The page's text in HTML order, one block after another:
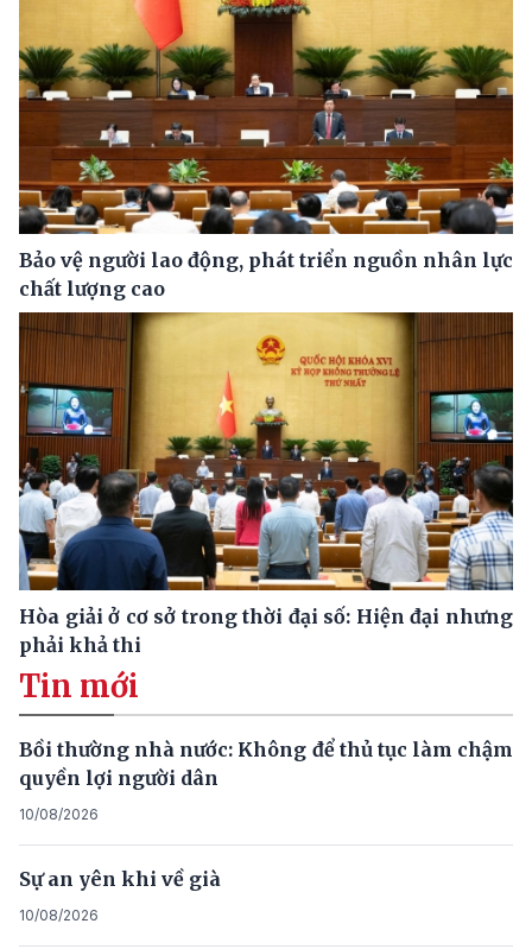
Bảo vệ người lao động, phát triển nguồn nhân lực
chất lượng cao
Hòa giải ở cơ sở trong thời đại số: Hiện đại nhưng
phải khả thi
Tin mới
Bồi thường nhà nước: Không để thủ tục làm chậm
quyền lợi người dân
10/08/2026
Sự an yên khi về già
10/08/2026